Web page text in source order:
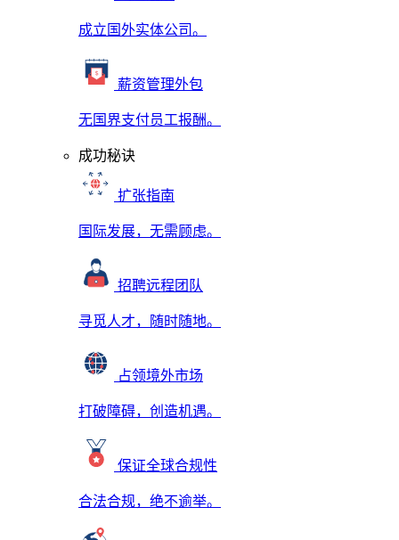
成立国外实体公司。
薪资管理外包
无国界支付员工报酬。
成功秘诀
扩张指南
国际发展，无需顾虑。
招聘远程团队
寻觅人才，随时随地。
占领境外市场
打破障碍，创造机遇。
保证全球合规性
合法合规，绝不逾举。